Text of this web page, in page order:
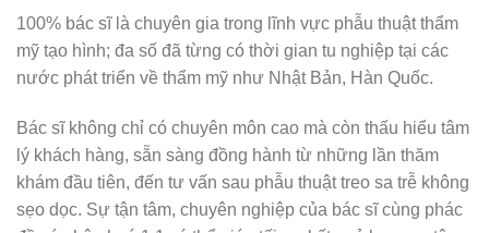
100% bác sĩ là chuyên gia trong lĩnh vực phẫu thuật thẩm
mỹ tạo hình; đa số đã từng có thời gian tu nghiệp tại các
nước phát triển về thẩm mỹ như Nhật Bản, Hàn Quốc.
Bác sĩ không chỉ có chuyên môn cao mà còn thấu hiểu tâm
lý khách hàng, sẵn sàng đồng hành từ những lần thăm
khám đầu tiên, đến tư vấn sau phẫu thuật treo sa trễ không
sẹo dọc. Sự tận tâm, chuyên nghiệp của bác sĩ cùng phác